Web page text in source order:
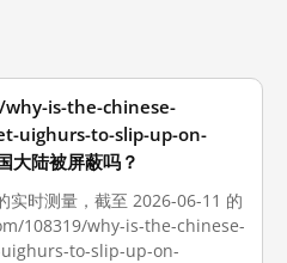
is-the-chinese-
uighurs-to-slip-up-on-
大陆被屏蔽吗？
实时测量，截至 2026-06-11 的
108319/why-is-the-chinese-
to-slip-up-on-